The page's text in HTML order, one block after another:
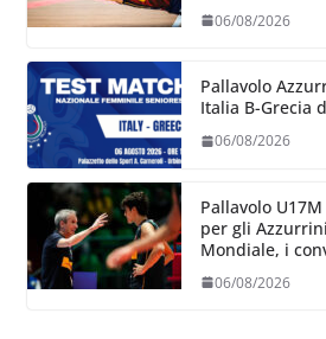
06/08/2026
Pallavolo
Italia B-Grecia
06/08/2026
Pallavolo
per gli
Mondiale, i
06/08/2026